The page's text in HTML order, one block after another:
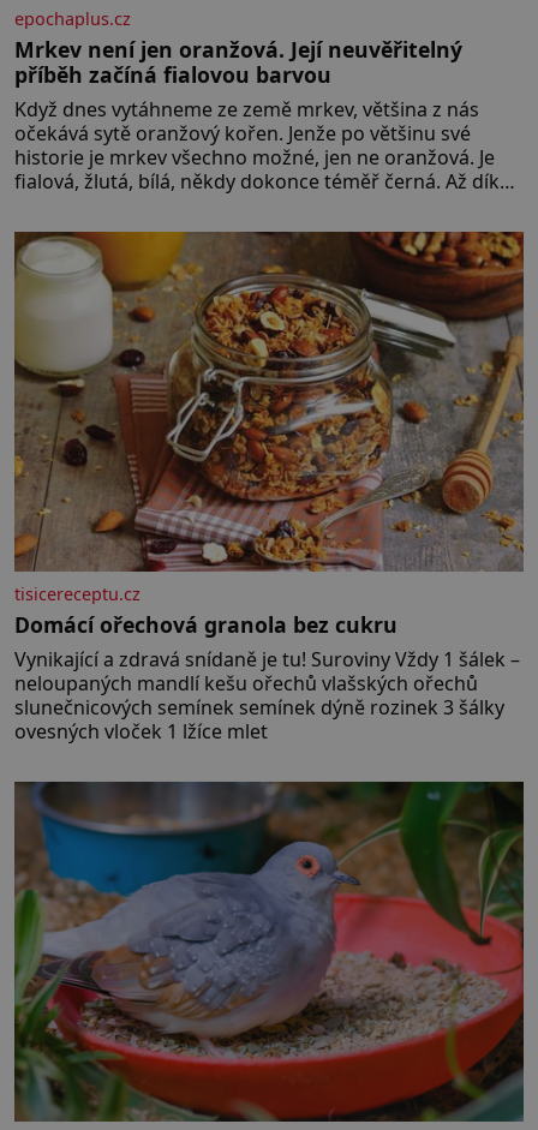
epochaplus.cz
Mrkev není jen oranžová. Její neuvěřitelný
příběh začíná fialovou barvou
Když dnes vytáhneme ze země mrkev, většina z nás
očekává sytě oranžový kořen. Jenže po většinu své
historie je mrkev všechno možné, jen ne oranžová. Je
fialová, žlutá, bílá, někdy dokonce téměř černá. Až díky
bez které si českou zahradu ani nedokážeme
představit. Její příběh je
tisicereceptu.cz
Domácí ořechová granola bez cukru
Vynikající a zdravá snídaně je tu! Suroviny Vždy 1 šálek –
neloupaných mandlí kešu ořechů vlašských ořechů
slunečnicových semínek semínek dýně rozinek 3 šálky
ovesných vloček 1 lžíce mlet